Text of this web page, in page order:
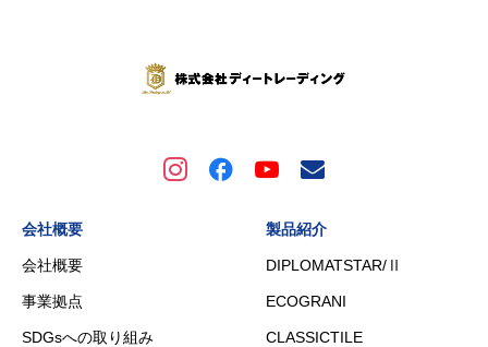
会社概要
会社概要
事業拠点
SDGsへの取り組み
製品紹介
DIPLOMATSTAR/Ⅱ
ECOGRANI
CLASSICTILE